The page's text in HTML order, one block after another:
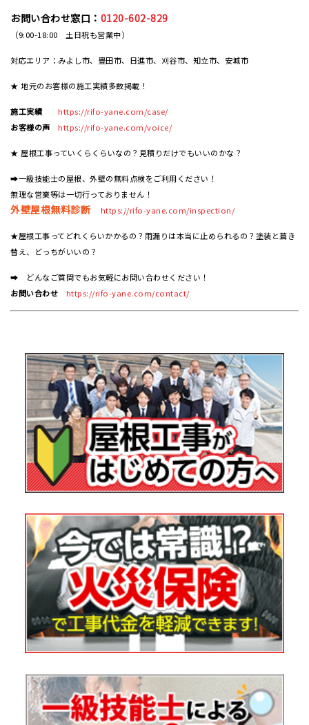
お問い合わせ窓口： 0120-602-829
（9:00-18:00 土日祝も営業中）
対応エリア：みよし市、豊田市、日進市、刈谷市、知立市、安城市
★ 地元のお客様の施工実績多数掲載！
施工実績
https://rifo-yane.com/case/
お客様の声
https://rifo-yane.com/voice/
★ 屋根工事っていくらくらいなの？見積りだけでもいいのかな？
➡一級技能士の屋根、外壁の無料点検をご利用ください！
無理な営業等は一切行っておりません！
外壁屋根無料診断 https://rifo-yane.com/inspection/
★屋根工事ってどれくらいかかるの？雨漏りは本当に止められるの？塗装と葺き
替え、どっちがいいの？
➡ どんなご質問でもお気軽にお問い合わせください！
お問い合わせ
https://rifo-yane.com/contact/